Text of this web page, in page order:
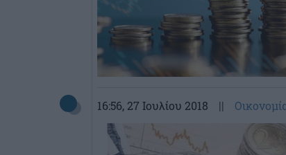
16:56, 27 Ιουλίου 2018 ||